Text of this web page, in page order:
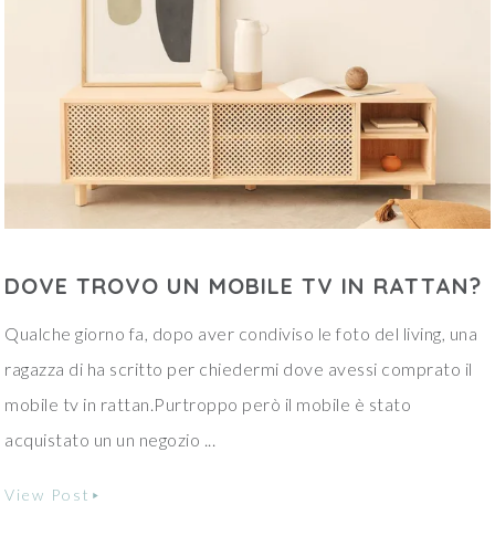
DOVE TROVO UN MOBILE TV IN RATTAN?
Qualche giorno fa, dopo aver condiviso le foto del living, una
ragazza di ha scritto per chiedermi dove avessi comprato il
mobile tv in rattan.Purtroppo però il mobile è stato
acquistato un un negozio ...
View Post